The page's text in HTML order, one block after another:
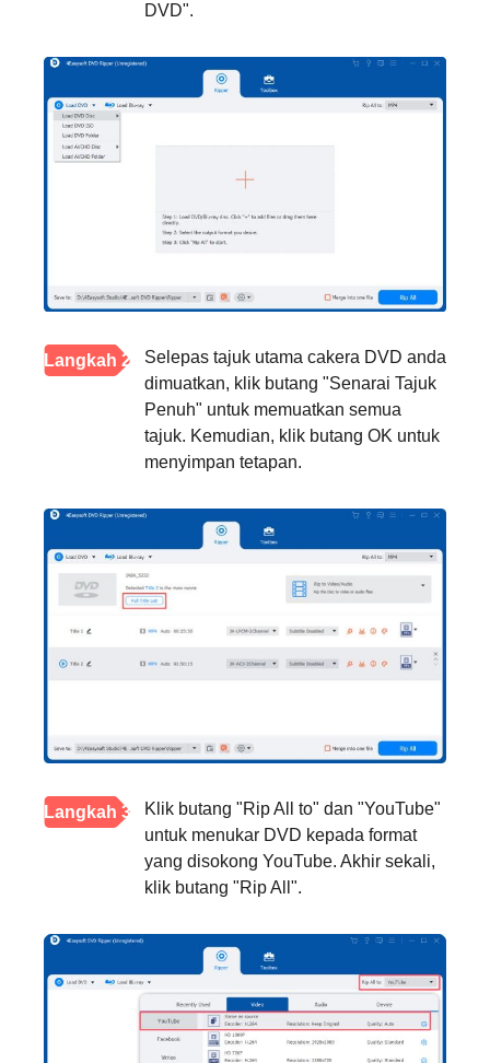
DVD".
Langkah 2
Selepas tajuk utama cakera DVD anda
dimuatkan, klik butang "Senarai Tajuk
Penuh" untuk memuatkan semua
tajuk. Kemudian, klik butang OK untuk
menyimpan tetapan.
Langkah 3
Klik butang "Rip All to" dan "YouTube"
untuk menukar DVD kepada format
yang disokong YouTube. Akhir sekali,
klik butang "Rip All".